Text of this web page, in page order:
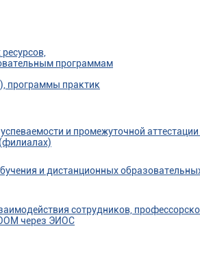
программам
программы практик
и промежуточной
и дистанционных
сотрудников,
через ЭИОС